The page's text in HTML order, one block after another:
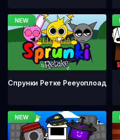
Спрунки Ретке Рееуоплоад